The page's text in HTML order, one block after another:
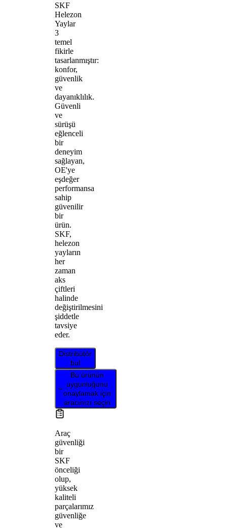
SKF
Helezon
Yaylar
3
temel
fikirle
tasarlanmıştır:
konfor,
güvenlik
ve
dayanıklılık.
Güvenli
ve
sürüşü
eğlenceli
bir
deneyim
sağlayan,
OE'ye
eşdeğer
performansa
sahip
güvenilir
bir
ürün.
SKF,
helezon
yayların
her
zaman
aks
çiftleri
halinde
değiştirilmesini
şiddetle
tavsiye
eder.
Distribütör
bul
Bu ürünün
uygunluğunu
onaylamak için
aracınızı seçin
Araç
güvenliği
bir
SKF
önceliği
olup,
yüksek
kaliteli
parçalarımız
güvenliğe
ve